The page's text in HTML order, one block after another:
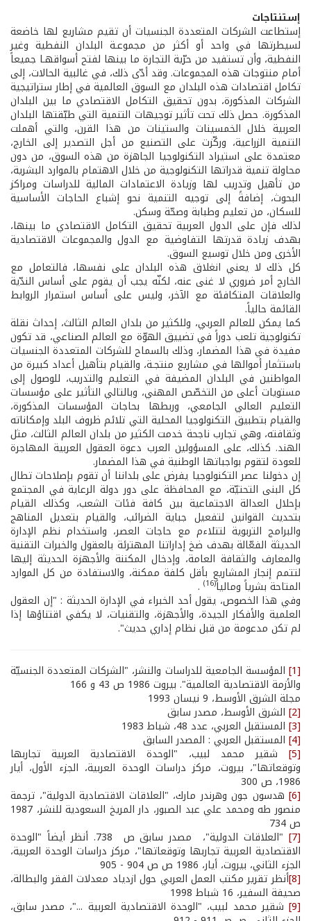
إستنتاجات
إستطاعت الشركات المتعددة الجنسيات أن تقيم مشاريع لها خاضعة
لسيطرتها في واحد أو أكثر من مجموعـة البلدان النفطية وغير
النفطية، وأن تستفيد من حرّية التجارة ما بينها لفتح أسواقهـا جميعاً
أمام منتوجات هذه المجموعات. وقد أدّى ذلك، في غالبية الحالات، إلى
تكامل اقتصادات هذه البلدان مع السوق العالمية في إطار ستراتيجية
الشركات المذكورة، بدون تحقيق التكامل الاقتصادي ما بين البلدان
المذكورة. حصل ذلك تحت تأثير توجيهات التنمية التي طبّقتها البلدان
العربية خلال الخمسينات والستينات من هذا القرن، والتي أهملت
التنمية الزراعية، وركّزت على التصنيع من أجل التصدير إلى الخارج،
معتمدة على استيراد التكنولوجيا الجاهزة من هذه السوق، من دون
محاولة تنمية قدراتها التكنولوجية من خلال الاهتمام بالموارد البشرية،
من تأهيل وتدريب لها وزيادة الاعتمادات المالية للدراسات ومراكز
البحوث، إضافةً إلى توجيه التنمية نحو إشباع الحاجات الأساسية
للسكان، من تعليم وطبابة وصحّة وسكن.
لذلك فإن على الدول العربية تحقيق التكامل الاقتصادي ما بينها،
بهدف زيادة قدرتها التفاوضية مع الدول والمجموعات الاقتصادية
الأخرى ومن خلال توسيع السوق.
كل ذلك لا يعني انغلاق هذه البلدان على نفسها، فالتعامل مع
الخارج أمر ضروري لا غنى عنه، لكنّه يجب أن يقوم على أساس الندّية
والعلاقات المتكافئة مع الآخر، وليس على أساس استمرار الروابط
القائمة حالياً.
كما يمكن للعالم العربي، وللكثير من بلدان العالم الثالث، إحداث نقلة
تكنولوجية تلعب دوراً في تضييق الهوّة مع العالم الصناعي، قد تكون
مفيدة في هذا المضمار، وذلك بالسماح للشركات المتعددة الجنسيات
باستثمار أموالها في مشاريع منتجـة، والقيام بتأهيل أعداد كبيرة من
المواطنين في البلدان المضيفة في التعليم والتدريب، للوصول إلى
مستويات أعلى من التخصّص المهني، وبالتالي التأثير على مؤسسات
التعليم العالي الجامعي، وربطها بحاجات المؤسسات المذكورة،
والقيام بتطبيق التكنولوجيا المحلية التي تلائم ظروف البلد وإمكاناته
وثقافته، وهي تجارب ناجحة خدمت الكثير من بلدان العالم الثالث، مثل
الهند. كذلك، على المسؤولين العرب دعوة العقول العربية المهاجرة
للعودة لتقوم بواجباتها الوطنية في هذا المضمار.
إن دخولنا عصر التكنولوجيا يفرض على بلداننا أن تقوم بإصلاحات تطال
كل البنى التحتيّة، مع المحافظة على دور دولة الرعاية في المجتمع
بإحلال العدالة الاجتماعية بين كافة فئات الشعب، وكذلك القيام
بتحديث القوانين لتفعيل جباية الضرائب، والقيام بتعديل المناهج
والبرامج التربوية لتتلاءم مع حاجات العصر، واستخدام نظم الإدارة
الحديثة الفعّالة بهدف ضخ إداراتنا المهترئة بالعقول والخبرات التقنية
والمعارف والثقافة العامة، وإدخال المكننة والأجهزة الحديثة إليها
لتتمم إنجاز المشاريع بأقل كلفة ممكنة، والاستفادة من كل الموارد
المتاحة بشرياً ومالياً(16)
.
وفي هذا الخصوص، يقول أحد الخبراء في الإدارة الحديثة : "إن العقول
العلمية والأفكار الجيدة، والأجهزة، والتقنيات، لا يكفي اقتناؤها إذا
لم تكن مدعومة من قبل نظام إداري حديث".
[1] المؤسسة الجامعية للدراسات والنشر، "الشركات المتعددة الجنسيّة
والأزمة الاقتصادية العالمية". بيروت 1986 ص 43 و 166
مجلة الشرق الأوسط، 9 نيسان 1993
[2] الشرق الأوسط، مصدر سابق
[3] المستقبل العربي، عدد 48، شباط 1983
[4] المستقبل العربي : المصدر السابق
[5] شقير محمد لبيب، "الوحدة الاقتصادية العربية تجاربها
وتوقعاتها"، بيروت، مركز دراسات الوحدة العربية، الجزء الأول، أيار
1986، ص 300
[6] هدسون جون وهرندر مارك، "العلاقات الاقتصادية الدولية"، ترجمة
منصور طه ومحمد علي عبد الصبور، دار المريخ السعودية للنشر، 1987
ص 734
[7] "العلاقات الدولية"، مصدر سابق ص 738. أنظر أيضاً "الوحدة
الاقتصادية العربية تجاربها وتوقعاتها"، مركز دراسات الوحدة العربية،
الجزء الثاني، بيروت، أيار، 1986 ص ص 904 - 905
[8] أنظر تقرير مكتب العمل العربي حول ازدياد معدلات الفقر والبطالة،
صحيفة السفير، 16 شباط 1998
[9] شقير محمد لبيب، "الوحدة الاقتصادية العربية ..."، مصدر سابق،